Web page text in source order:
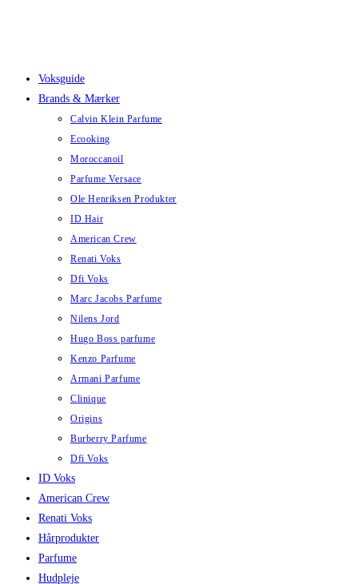
Voksguide
Brands & Mærker
Calvin Klein Parfume
Ecooking
Moroccanoil
Parfume Versace
Ole Henriksen Produkter
ID Hair
American Crew
Renati Voks
Dfi Voks
Marc Jacobs Parfume
Nilens Jord
Hugo Boss parfume
Kenzo Parfume
Armani Parfume
Clinique
Origins
Burberry Parfume
Dfi Voks
ID Voks
American Crew
Renati Voks
Hårprodukter
Parfume
Hudpleje